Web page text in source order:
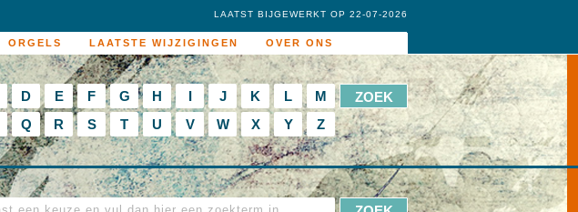
ORGELS LAATSTE WIJZIGINGEN OVER ONS
LAATST BIJGEWERKT OP 22-07-2026
D E F G H I J K L
M
Q R S T U V W X Y Z